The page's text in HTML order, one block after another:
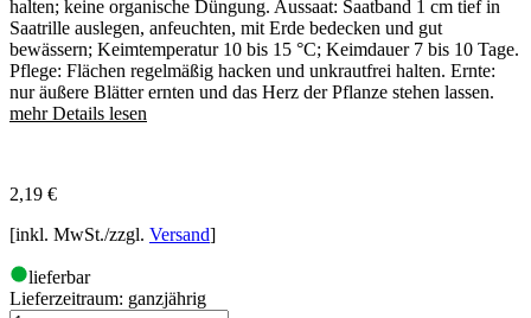
halten; keine organische Düngung. Aussaat: Saatband 1 cm tief in
Saatrille auslegen, anfeuchten, mit Erde bedecken und gut
bewässern; Keimtemperatur 10 bis 15 °C; Keimdauer 7 bis 10 Tage.
Pflege: Flächen regelmäßig hacken und unkrautfrei halten. Ernte:
nur äußere Blätter ernten und das Herz der Pflanze stehen lassen.
mehr Details lesen
2,19 €
[inkl. MwSt./zzgl. Versand]
lieferbar
Lieferzeitraum: ganzjährig